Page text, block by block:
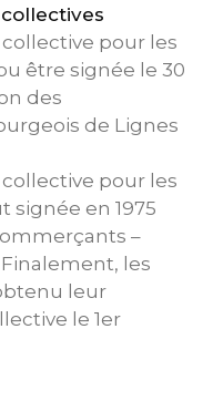
pour les
être signée le 30
des
de Lignes
pour les
signée en 1975
–
les
leur
le 1er